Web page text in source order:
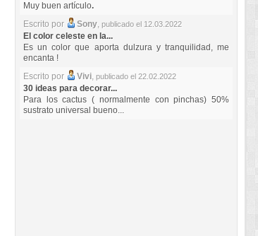
Muy buen artículo.
Escrito por
Sony, publicado el 12.03.2022
El color celeste en la...
Es un color que aporta dulzura y tranquilidad, me
encanta !
Escrito por
Vivi, publicado el 22.02.2022
30 ideas para decorar...
Para los cactus ( normalmente con pinchas) 50%
sustrato universal bueno...